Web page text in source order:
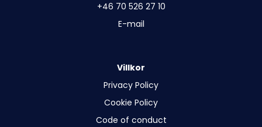
+46 70 526 27 10
E-mail
Villkor
Privacy Policy
Cookie Policy
Code of conduct